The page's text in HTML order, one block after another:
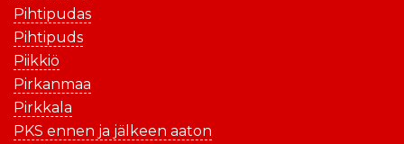
Pihtipudas
Pihtipuds
Piikkiö
Pirkanmaa
Pirkkala
PKS ennen ja jälkeen aaton